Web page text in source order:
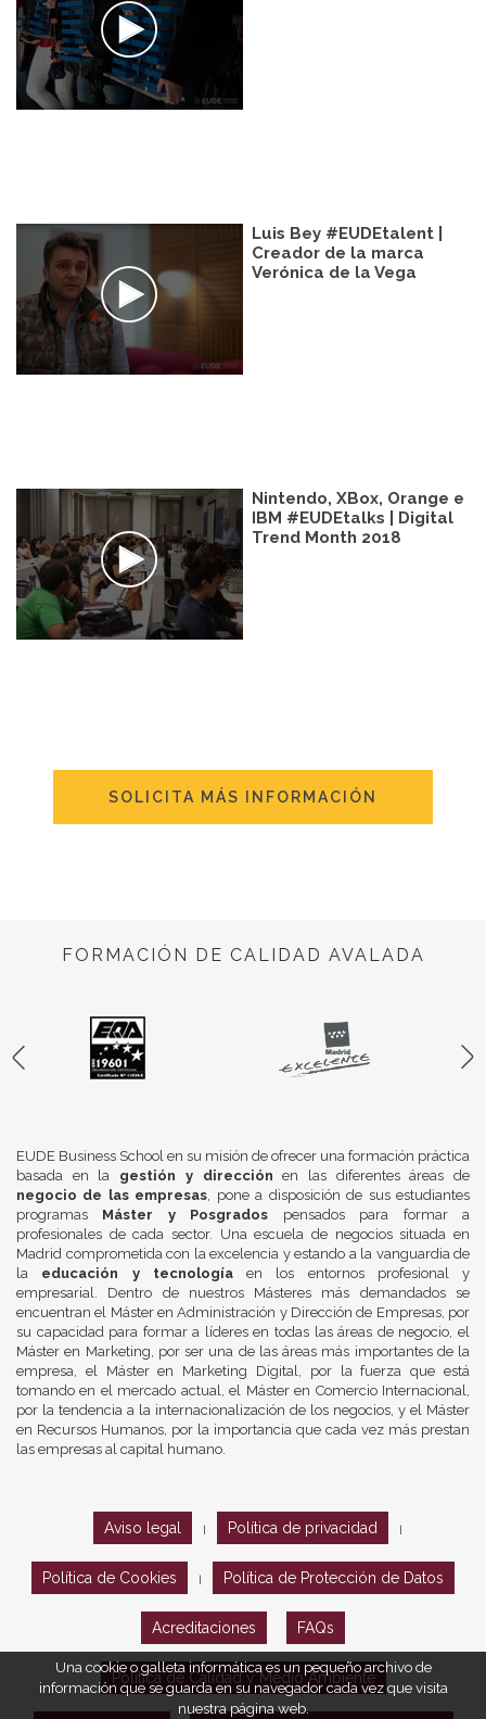
Luis Bey #EUDEtalent |
Creador de la marca
Verónica de la Vega
Nintendo, XBox, Orange e
IBM #EUDEtalks | Digital
Trend Month 2018
SOLICITA MÁS INFORMACIÓN
FORMACIÓN DE CALIDAD AVALADA
EUDE Business School en su misión de ofrecer una formación práctica
basada en la gestión y dirección en las diferentes áreas de
negocio de las empresas, pone a disposición de sus estudiantes
programas Máster y Posgrados pensados para formar a
profesionales de cada sector. Una escuela de negocios situada en
Madrid comprometida con la excelencia y estando a la vanguardia de
la educación y tecnologíaen los entornos profesional y
empresarial. Dentro de nuestros Másteres más demandados se
encuentran el Máster en Administración y Dirección de Empresas, por
su capacidad para formar a líderes en todas las áreas de negocio, el
Máster en Marketing, por ser una de las áreas más importantes de la
empresa, el Máster en Marketing Digital, por la fuerza que está
tomando en el mercado actual, el Máster en Comercio Internacional,
por la tendencia a la internacionalización de los negocios, y el Máster
en Recursos Humanos, por la importancia que cada vez más prestan
las empresas al capital humano.
Aviso legal Política de privacidad
Política de Cookies Política de Protección de Datos
Acreditaciones FAQs
Política de Calidad y Medio Ambiente
Una cookie o galleta informática es un pequeño archivo de
información que se guarda en su navegador cada vez que visita
nuestra página web.